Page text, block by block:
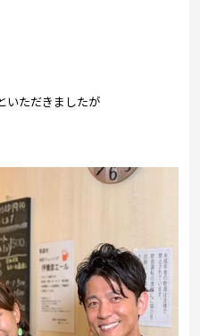
いただきましたが